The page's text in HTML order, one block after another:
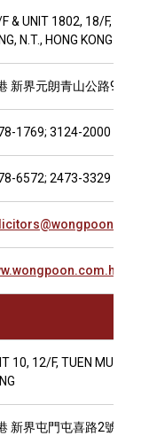
& UNIT 1802, 18/F, YUEN
N.T., HONG KONG
新界元朗青山公路99-
1769; 3124-2000
6572; 2473-3329
10, 12/F, TUEN MUN
新界屯門屯喜路2號 屯